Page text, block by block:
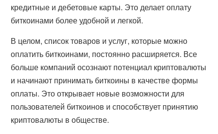
кредитные и дебетовые карты. Это делает оплату
биткоинами более удобной и легкой.
В целом, список товаров и услуг, которые можно
оплатить биткоинами, постоянно расширяется. Все
больше компаний осознают потенциал криптовалюты
и начинают принимать биткоины в качестве формы
оплаты. Это открывает новые возможности для
пользователей биткоинов и способствует принятию
криптовалюты в обществе.